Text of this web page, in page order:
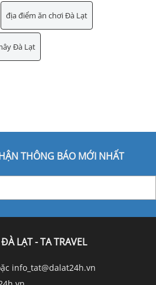
địa điểm ăn chơi Đà Lạt
Đà Lạt
THÔNG BÁO MỚI NHẤT
LẠT - TA TRAVEL
info_tat@dalat24h.vn